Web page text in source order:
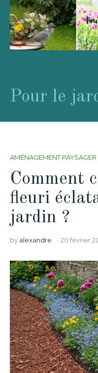
Pour le
AMÉNAGEMENT PAYSAGER
Comment
fleuri
jardin ?
by alexandre 20 février